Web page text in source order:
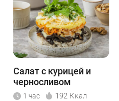
Салат с курицей и
черносливом
Марсель
1 час 192 Ккал